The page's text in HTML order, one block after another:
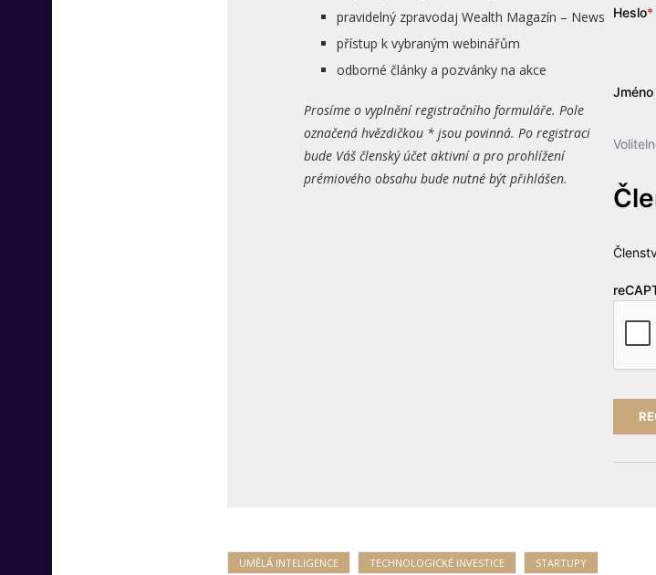
pravidelný zpravodaj Wealth Magazín – News
přístup k vybraným webinářům
odborné články a pozvánky na akce
Prosíme o vyplnění registračního formuláře. Pole
označená hvězdičkou * jsou povinná. Po registraci
bude Váš členský účet aktivní a pro prohlížení
prémiového obsahu bude nutné být přihlášen.
Heslo*
UMĚLÁ INTELIGENCE TECHNOLOGICKÉ INVESTICE STARTUPY